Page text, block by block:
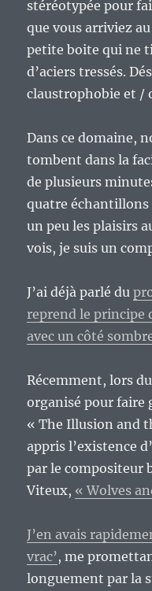
stéréotypée pour
que vous arriviez
petite boite qui ne
d’aciers tressés.
claustrophobie et /
Dans ce domaine,
tombent dans la
de plusieurs
quatre échantillons
un peu les plaisirs
vois, je suis un
J’ai déjà parlé du
reprend le principe
avec un côté
Récemment, lors
organisé pour faire
« The Illusion and
appris l’existence
par le compositeur
Viteux, « Wolves
J’en avais
vrac’, me
longuement par la